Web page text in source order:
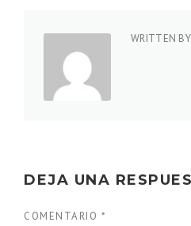
WRITTEN
DEJA UNA
COMENTARIO *